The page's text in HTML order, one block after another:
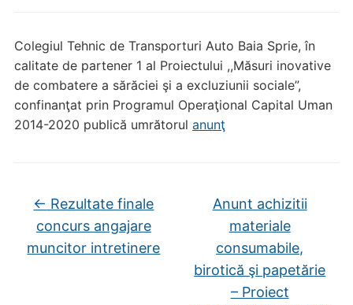
Colegiul Tehnic de Transporturi Auto Baia Sprie, în
calitate de partener 1 al Proiectului ,,Măsuri inovative
de combatere a sărăciei şi a excluziunii sociale”,
confinanţat prin Programul Operaţional Capital Uman
2014-2020 publică umrătorul anunţ
← Rezultate finale
concurs angajare
muncitor intretinere
Anunt achizitii
materiale
consumabile,
birotică şi papetărie
– Proiect